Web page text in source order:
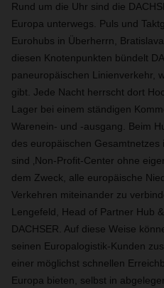
Rund um die Uhr sind die
Europa unterwegs. Puls und
Eurohubs in Überherrn,
diesen Knotenpunkten bündelt
paneuropäischen Linienverkehr,
gibt. Jede Nacht herrscht dort
Lager bei einem ständigen
Warenein- und -ausgang. Beim
des europäischen Gesamtnetzes
sind ‚Non-Profit-Center ohne
dem Zweck, alle europäische
Verkehren miteinander zu
Lengefeld, Head of Partner Hub
DACHSER. Auf diese Weise
seinen Europalogistik-Kunden
einer möglichst schnellen
Europa bieten, selbst in